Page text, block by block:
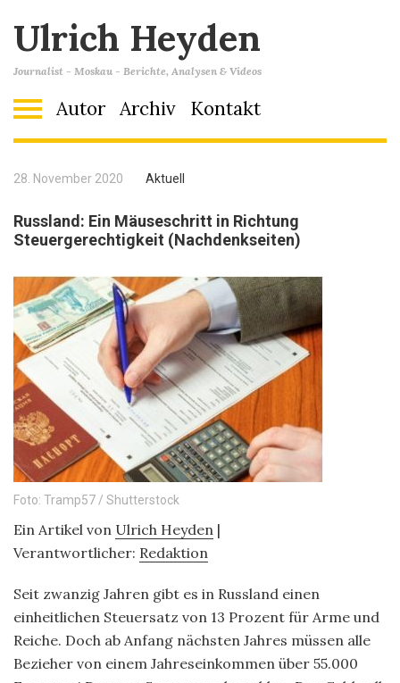
Ulrich Heyden
Journalist - Moskau - Berichte, Analysen & Videos
Autor Archiv Kontakt
28. November 2020 Aktuell
Russland: Ein Mäuseschritt in Richtung
Steuergerechtigkeit (Nachdenkseiten)
Foto: Tramp57 / Shutterstock
Ein Artikel von Ulrich Heyden |
Verantwortlicher: Redaktion
Seit zwanzig Jahren gibt es in Russland einen
einheitlichen Steuersatz von 13 Prozent für Arme und
Reiche. Doch ab Anfang nächsten Jahres müssen alle
Bezieher von einem Jahreseinkommen über 55.000